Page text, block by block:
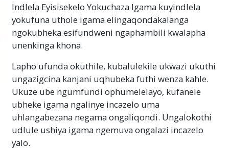
Indlela Eyisisekelo Yokuchaza Igama kuyindlela
yokufuna uthole igama elingaqondakalanga
ngokubheka esifundweni ngaphambili kwalapha
unenkinga khona.
Lapho ufunda okuthile, kubalulekile ukwazi ukuthi
ungazigcina kanjani uqhubeka futhi wenza kahle.
Ukuze ube ngumfundi ophumelelayo, kufanele
ubheke igama ngalinye incazelo uma
uhlangabezana negama ongaliqondi. Ungalokothi
udlule ushiya igama ngemuva ongalazi incazelo
yalo.